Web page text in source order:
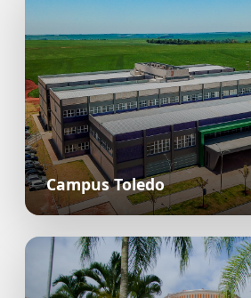
Campus Toledo